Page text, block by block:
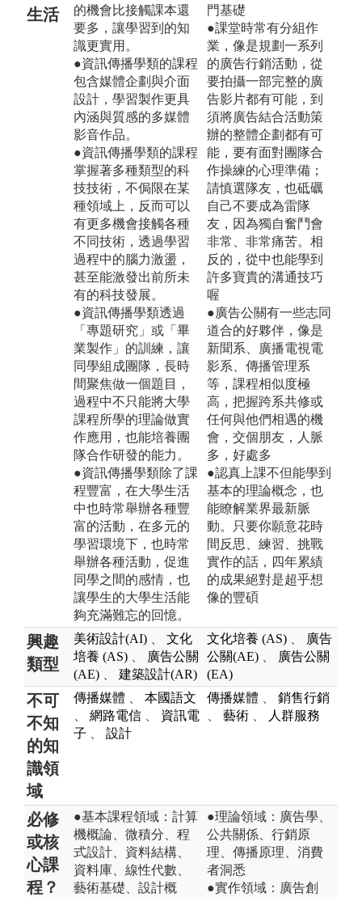
生活
的機會比接觸課本還
要多，讓學習到的知
識更實用。
●資訊傳播學類的課程
包含媒體企劃與介面
設計，學習製作更具
內涵與質感的多媒體
影音作品。
●資訊傳播學類的課程
掌握著多種類型的科
技技術，不侷限在某
種領域上，反而可以
有更多機會接觸各種
不同技術，透過學習
過程中的腦力激盪，
甚至能激發出前所未
有的科技發展。
●資訊傳播學類透過
「專題研究」或「畢
業製作」的訓練，讓
同學組成團隊，長時
間聚焦做一個題目，
過程中不只能將大學
課程所學的理論做實
作應用，也能培養團
隊合作研發的能力。
●資訊傳播學類除了課
程豐富，在大學生活
中也時常舉辦各種豐
富的活動，在多元的
學習環境下，也時常
舉辦各種活動，促進
同學之間的感情，也
讓學生的大學生活能
夠充滿難忘的回憶。
門基礎
●課堂時常有分組作
業，像是規劃一系列
的廣告行銷活動，從
要拍攝一部完整的廣
告影片都有可能，到
須將廣告結合活動策
辦的整體企劃都有可
能，要有面對團隊合
作操練的心理準備；
請慎選隊友，也砥礪
自己不要成為雷隊
友，因為獨自奮鬥會
非常、非常痛苦。相
反的，從中也能學到
許多寶貴的溝通技巧
喔
●廣告公關有一些志同
道合的好夥伴，像是
新聞系、廣播電視電
影系、傳播管理系
等，課程相似度極
高，把握跨系共修或
任何與他們相遇的機
會，交個朋友，人脈
多，好處多
●認真上課不但能學到
基本的理論概念，也
能瞭解業界最新脈
動。只要你願意花時
間反思、練習、挑戰
實作的話，四年累績
的成果絕對是超乎想
像的豐碩
興趣
類型
美術設計(AI)
文化
培養 (AS)
廣告公關
(AE)
建築設計(AR)
文化培養 (AS)
廣告
公關(AE)
廣告公關
(EA)
不可
不知
的知
識領
域
傳播媒體
本國語文
網路電信
資訊電
子
設計
傳播媒體
銷售行銷
藝術 人群服務
必修
或核
心課
程？
●基本課程領域：計算
機概論、微積分、程
式設計、資料結構、
資料庫、線性代數、
藝術基礎、設計概
●理論領域：廣告學、
公共關係、行銷原
理、傳播原理、消費
者洞悉
●實作領域：廣告創